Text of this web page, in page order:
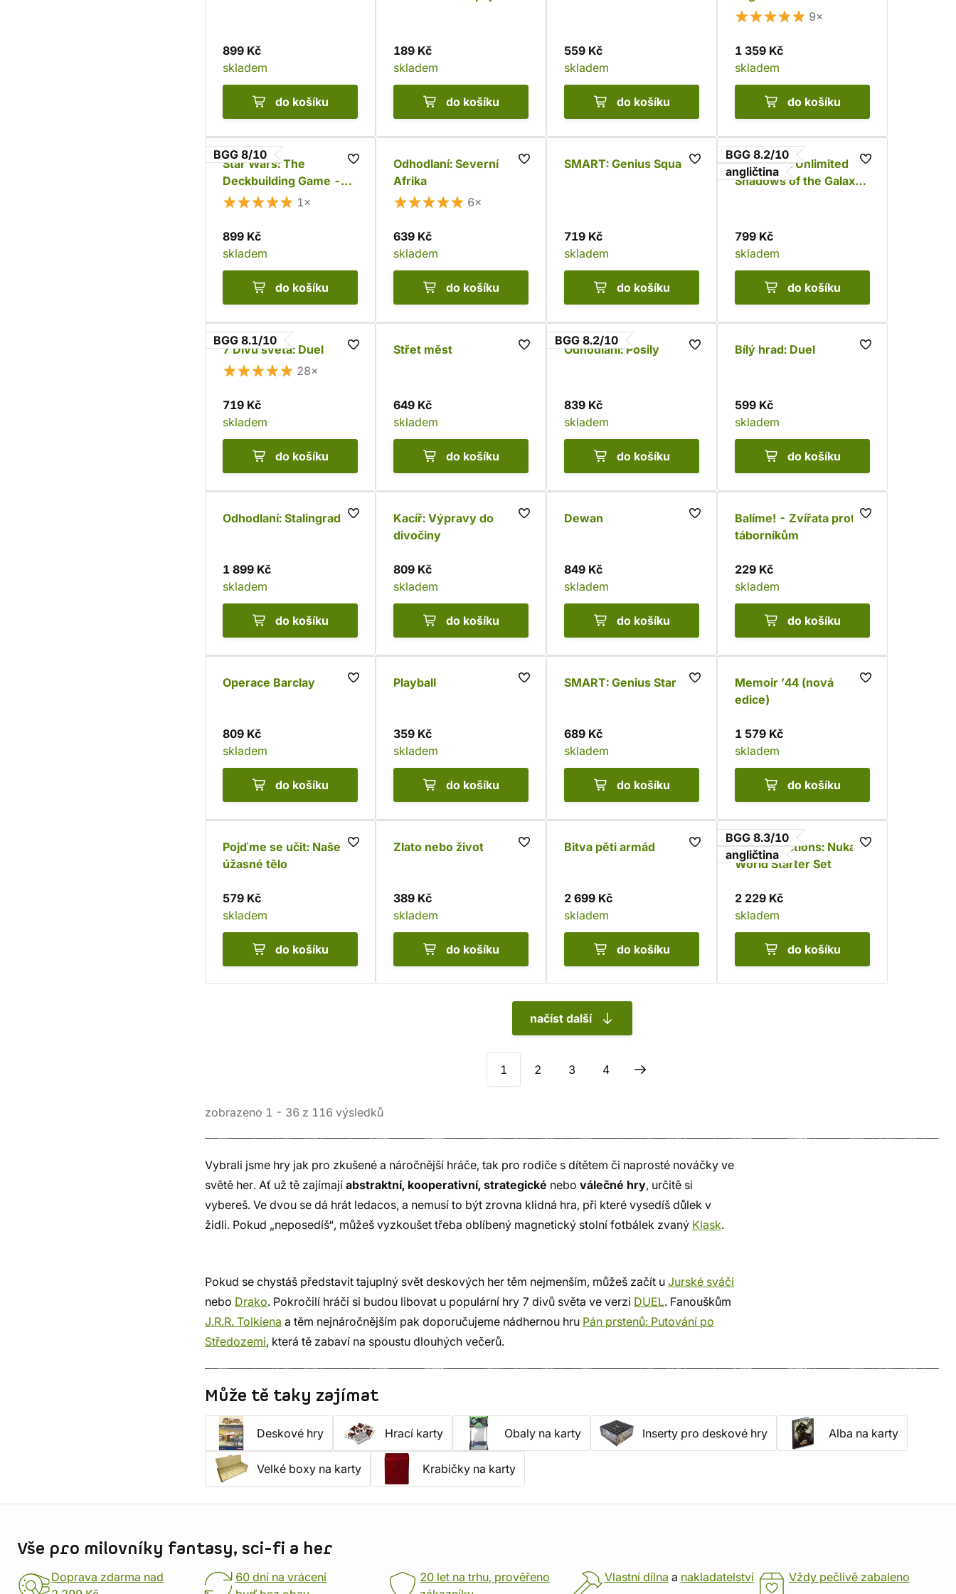
899 Kč
skladem
do košíku
189 Kč
skladem
do košíku
559 Kč
skladem
do košíku
(rozšíření)
9×
1 359 Kč
skladem
do košíku
BGG 8/10
Star Wars: The
Deckbuilding Game -
Clone Wars
1×
899 Kč
skladem
do košíku
Odhodlaní: Severní
Afrika
6×
639 Kč
skladem
do košíku
SMART: Genius Square
719 Kč
skladem
do košíku
BGG 8.2/10
angličtina
Star Wars: Unlimited -
Shadows of the Galaxy:
799 Kč
skladem
do košíku
BGG 8.1/10
7 Divů světa: Duel
28×
719 Kč
skladem
do košíku
Střet měst
649 Kč
skladem
do košíku
BGG 8.2/10
Odhodlaní: Posily
839 Kč
skladem
do košíku
Bílý hrad: Duel
599 Kč
skladem
do košíku
Odhodlaní: Stalingrad
1 899 Kč
skladem
do košíku
Kacíř: Výpravy do
divočiny
809 Kč
skladem
do košíku
Dewan
849 Kč
skladem
do košíku
Balíme! - Zvířata proti
táborníkům
229 Kč
skladem
do košíku
Operace Barclay
809 Kč
skladem
do košíku
Playball
359 Kč
skladem
do košíku
SMART: Genius Star
689 Kč
skladem
do košíku
Memoir ’44 (nová
edice)
1 579 Kč
skladem
do košíku
Pojďme se učit: Naše
úžasné tělo
579 Kč
skladem
do košíku
Zlato nebo život
389 Kč
skladem
do košíku
Bitva pěti armád
2 699 Kč
skladem
do košíku
BGG 8.3/10
angličtina
Fallout Factions: Nuka
World Starter Set
2 229 Kč
skladem
do košíku
načíst další
1 2 3 4
zobrazeno 1 - 36 z 116 výsledků
Vybrali jsme hry jak pro zkušené a náročnější hráče, tak pro rodiče s dítětem či naprosté nováčky ve
světě her. Ať už tě zajímají abstraktní, kooperativní, strategické nebo válečné hry, určitě si
vybereš. Ve dvou se dá hrát ledacos, a nemusí to být zrovna klidná hra, při které vysedíš důlek v
židli. Pokud „neposedíš“, můžeš vyzkoušet třeba oblíbený magnetický stolní fotbálek zvaný Klask.
Pokud se chystáš představit tajuplný svět deskových her těm nejmenším, můžeš začít u Jurské sváči
nebo Drako. Pokročilí hráči si budou libovat u populární hry 7 divů světa ve verzi DUEL. Fanouškům
J.R.R. Tolkiena a těm nejnáročnějším pak doporučujeme nádhernou hru Pán prstenů: Putování po
Středozemi, která tě zabaví na spoustu dlouhých večerů.
Může tě taky zajímat
Deskové hry Hrací karty Obaly na karty Inserty pro deskové hry Alba na karty
Velké boxy na karty Krabičky na karty
Vše pro milovníky fantasy, sci-fi a her
Doprava zdarma nad
60 dní na vrácení
20 let na trhu, prověřeno
Vlastní dílna a nakladatelství Vždy pečlivě zabaleno